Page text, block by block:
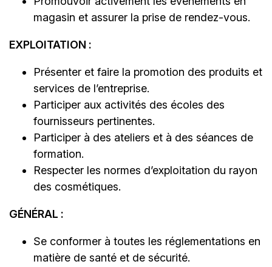
magasin et assurer la prise de rendez-vous.
EXPLOITATION :
Présenter et faire la promotion des produits et
services de l’entreprise.
Participer aux activités des écoles des
fournisseurs pertinentes.
Participer à des ateliers et à des séances de
formation.
Respecter les normes d’exploitation du rayon
des cosmétiques.
GÉNÉRAL :
Se conformer à toutes les réglementations en
matière de santé et de sécurité.